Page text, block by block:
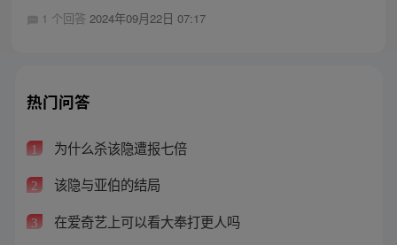
1 个回答 2024年09月22日 07:17
热门问答
1 为什么杀该隐遭报七倍
2 该隐与亚伯的结局
3 在爱奇艺上可以看大奉打更人吗